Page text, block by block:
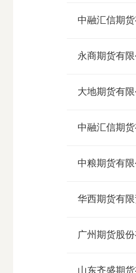
中融汇信期
永商期货有
大地期货有
中融汇信期
中粮期货有
华西期货有
广州期货股
山东齐盛期